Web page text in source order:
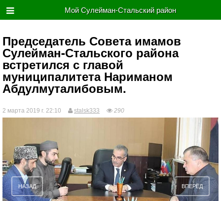
Мой Сулейман-Стальский район
​Председатель Совета имамов
Сулейман-Стальского района
встретился с главой
муниципалитета Нариманом
Абдулмуталибовым.
2 марта 2019 г. 22:10 stalsk333 290
НАЗАД ВПЕРЁД